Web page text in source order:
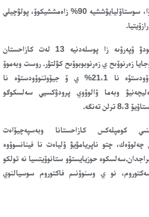
، سوستاۆليايۋششيە 90% زاەمششيكوۆ، پولۋچيلي
ۆ رەزۋلتاتە، ۆ 2024 گودۋ ۆپەرۆىە زا پوسلەدنيە 13 لەت كازاحستان
روست وبەموۆ
نا 21،1% ي ۆ جيۆوتنوۆودستۆە نا
وبەما ۆالوۆوي پرودۋكسيي سەلسكوگو
كومپلەكس كازاحستانا وبەسپەچيۆاەت
چتو ناپريامۋيۋ ۆلياەت نا فينانسوۆوە
سەلسكوە حوزيايستۆو ستانوۆيتسيا نە تولكو
نو ي وسنوۆنىم فاكتوروم سوسيالنوي